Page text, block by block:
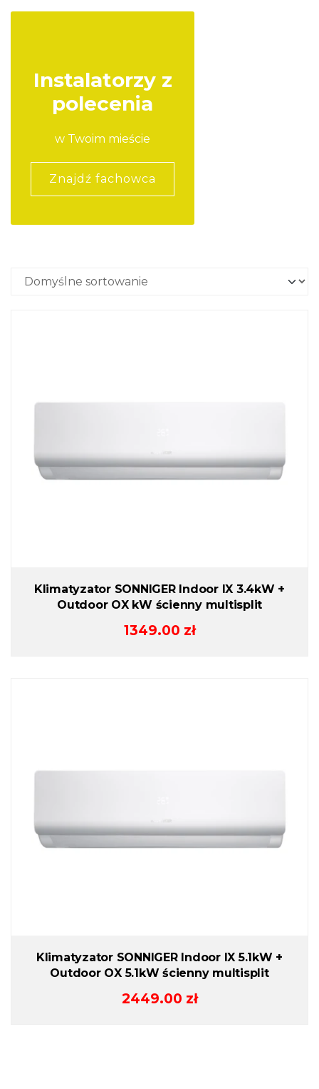
Instalatorzy z
polecenia
w Twoim mieście
Znajdź fachowca
Klimatyzator SONNIGER Indoor IX 3.4kW +
Outdoor OX kW ścienny multisplit
1349.00 zł
Klimatyzator SONNIGER Indoor IX 5.1kW +
Outdoor OX 5.1kW ścienny multisplit
2449.00 zł